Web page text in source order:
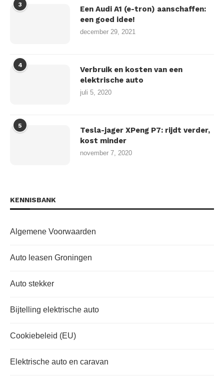
3
Een Audi A1 (e-tron) aanschaffen:
een goed idee!
december 29, 2021
4
Verbruik en kosten van een
elektrische auto
juli 5, 2020
5
Tesla-jager XPeng P7: rijdt verder,
kost minder
november 7, 2020
KENNISBANK
Algemene Voorwaarden
Auto leasen Groningen
Auto stekker
Bijtelling elektrische auto
Cookiebeleid (EU)
Elektrische auto en caravan